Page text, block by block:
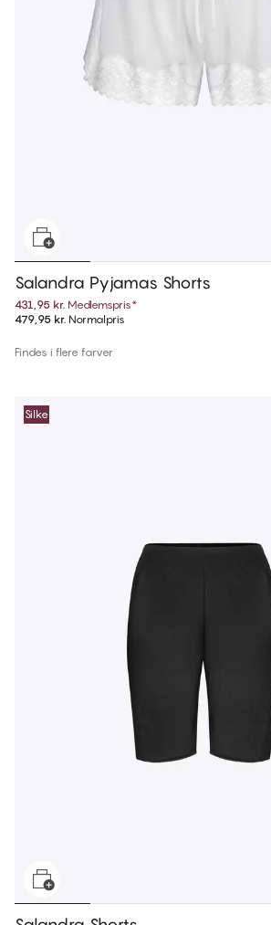
Salandra Pyjamas Shorts
431,95 kr. Medlemspris*
479,95 kr. Normalpris
Findes i flere farver
Silke